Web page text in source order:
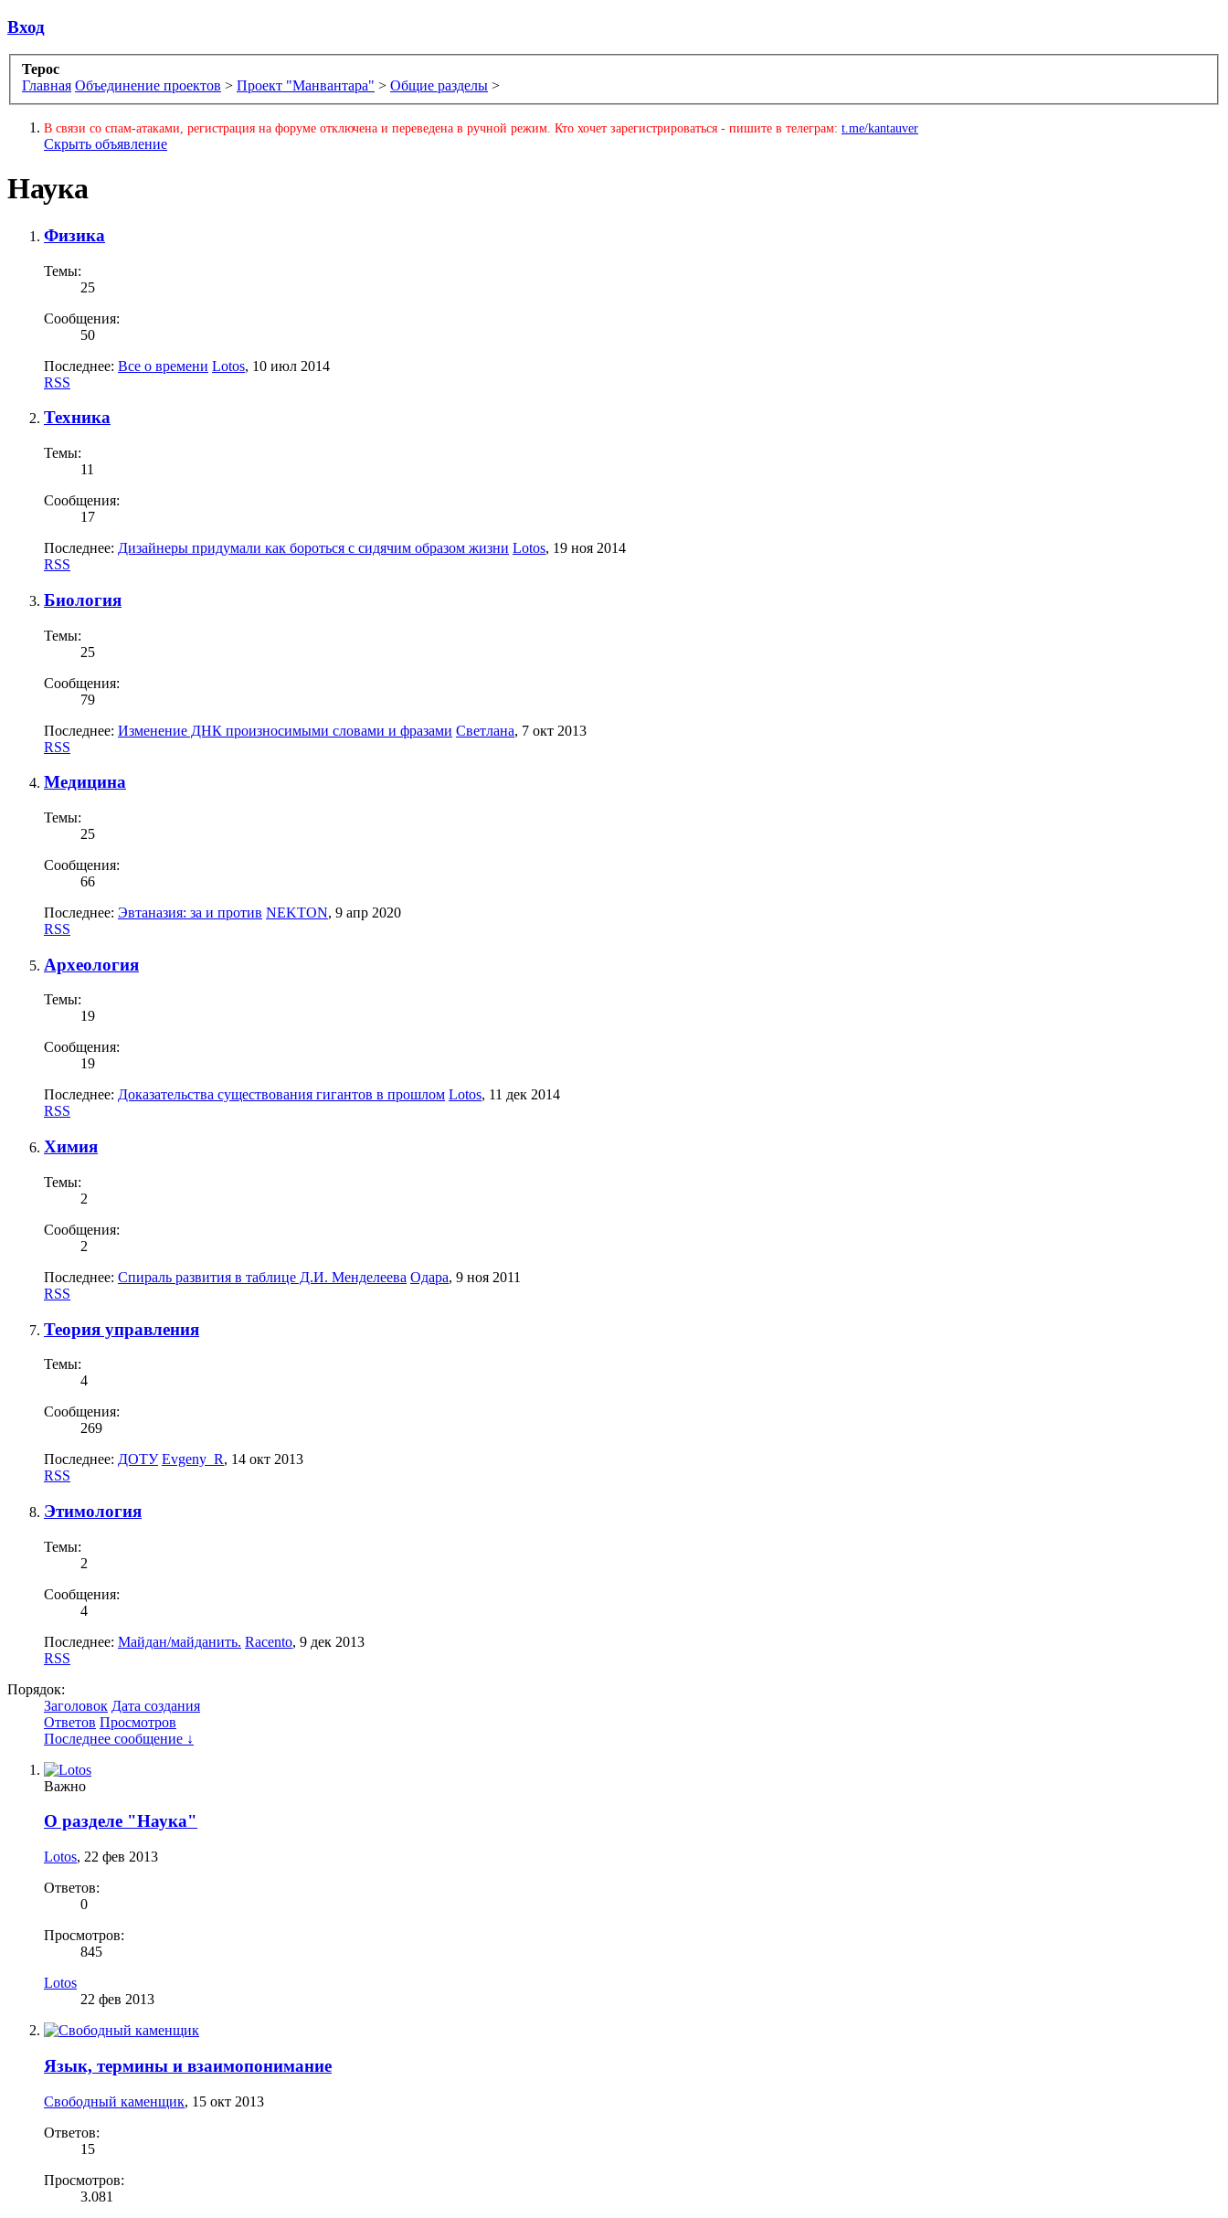
Вход
Терос
Главная Объединение проектов > Проект "Манвантара" > Общие разделы >
В связи со спам-атаками, регистрация на форуме отключена и переведена в ручной режим. Кто хочет зарегистрироваться - пишите в телеграм: t.me/kantauver
Скрыть объявление
Наука
Физика
Темы:
25
Сообщения:
50
Последнее: Все о времени Lotos, 10 июл 2014
RSS
Техника
Темы:
11
Сообщения:
17
Последнее: Дизайнеры придумали как бороться с сидячим образом жизни Lotos, 19 ноя 2014
RSS
Биология
Темы:
25
Сообщения:
79
Последнее: Изменение ДНК произносимыми словами и фразами Светлана, 7 окт 2013
RSS
Медицина
Темы:
25
Сообщения:
66
Последнее: Эвтаназия: за и против NEKTON, 9 апр 2020
RSS
Археология
Темы:
19
Сообщения:
19
Последнее: Доказательства существования гигантов в прошлом Lotos, 11 дек 2014
RSS
Химия
Темы:
2
Сообщения:
2
Последнее: Спираль развития в таблице Д.И. Менделеева Одара, 9 ноя 2011
RSS
Теория управления
Темы:
4
Сообщения:
269
Последнее: ДОТУ Evgeny_R, 14 окт 2013
RSS
Этимология
Темы:
2
Сообщения:
4
Последнее: Майдан/майданить. Racento, 9 дек 2013
RSS
Порядок:
Заголовок Дата создания
Ответов Просмотров
Последнее сообщение ↓
Важно
О разделе "Наука"
Lotos, 22 фев 2013
Ответов:
0
Просмотров:
845
Lotos
22 фев 2013
Язык, термины и взаимопонимание
Свободный каменщик, 15 окт 2013
Ответов:
15
Просмотров:
3.081